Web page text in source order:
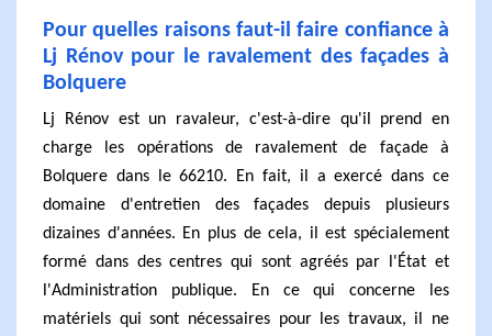
Pour quelles raisons faut-il faire confiance à
Lj Rénov pour le ravalement des façades à
Bolquere
Lj Rénov est un ravaleur, c'est-à-dire qu'il prend en
charge les opérations de ravalement de façade à
Bolquere dans le 66210. En fait, il a exercé dans ce
domaine d'entretien des façades depuis plusieurs
dizaines d'années. En plus de cela, il est spécialement
formé dans des centres qui sont agréés par l'État et
l'Administration publique. En ce qui concerne les
matériels qui sont nécessaires pour les travaux, il ne